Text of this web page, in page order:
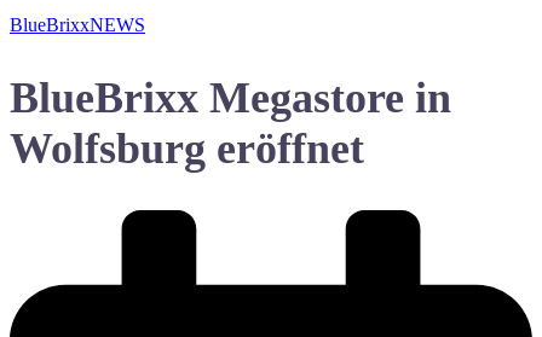
BlueBrixxNEWS
BlueBrixx Megastore in
Wolfsburg eröffnet